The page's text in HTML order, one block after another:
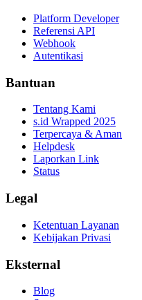
Platform Developer
Referensi API
Webhook
Autentikasi
Bantuan
Tentang Kami
s.id Wrapped 2025
Terpercaya & Aman
Helpdesk
Laporkan Link
Status
Legal
Ketentuan Layanan
Kebijakan Privasi
Eksternal
Blog